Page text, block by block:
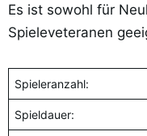
Es ist sowohl für
Spieleveteranen
Spieleranzahl:
Spieldauer: